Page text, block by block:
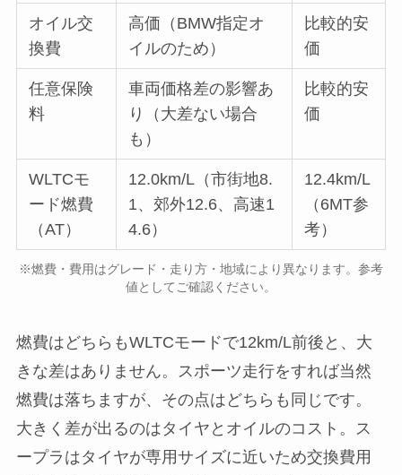
オイル交
換費
高価（BMW指定オ
イルのため）
比較的安
価
任意保険
料
車両価格差の影響あ
り（大差ない場合
も）
比較的安
価
WLTCモ
ード燃費
（AT）
12.0km/L（市街地8.
1、郊外12.6、高速1
4.6）
12.4km/L
（6MT参
考）
※燃費・費用はグレード・走り方・地域により異なります。参考
値としてご確認ください。
燃費はどちらもWLTCモードで12km/L前後と、大
きな差はありません。スポーツ走行をすれば当然
燃費は落ちますが、その点はどちらも同じです。
大きく差が出るのはタイヤとオイルのコスト。ス
ープラはタイヤが専用サイズに近いため交換費用